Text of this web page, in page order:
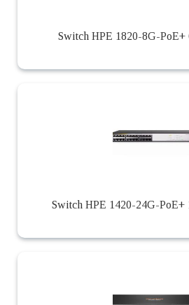
Switch HPE 1820-8G-PoE+
Switch HPE 1420-24G-PoE+